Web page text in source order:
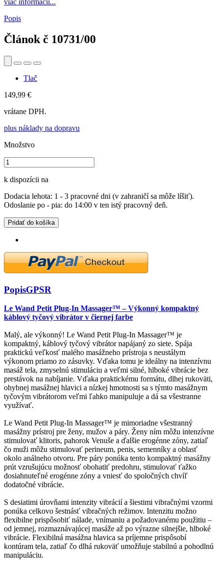
viac informácií...
Popis
Článok č 10731/00
Tlač
149,99 €
vrátane DPH.
plus náklady na dopravu
Množstvo
k dispozícii na
Dodacia lehota: 1 - 3 pracovné dni (v zahraničí sa môže líšiť).
Odoslanie po - pia: do 14:00 v ten istý pracovný deň.
Pridať do košíka
PopisGPSR
Le Wand Petit Plug-In Massager™ – Výkonný kompaktný
káblový tyčový vibrátor v čiernej farbe
Malý, ale výkonný! Le Wand Petit Plug-In Massager™ je
kompaktný, káblový tyčový vibrátor napájaný zo siete. Spája
praktickú veľkosť malého masážneho prístroja s neustálym
výkonom priamo zo zásuvky. Vďaka tomu je ideálny na intenzívnu
masáž tela, zmyselnú stimuláciu a veľmi silné, hlboké vibrácie bez
prestávok na nabíjanie. Vďaka praktickému formátu, dlhej rukoväti,
ohybnej masážnej hlavici a nízkej hmotnosti sa s týmto masážnym
tyčovým vibrátorom veľmi ľahko manipuluje a dá sa všestranne
využívať.
Le Wand Petit Plug-In Massager™ je mimoriadne všestranný
masážny prístroj pre ženy, mužov a páry. Ženy ním môžu intenzívne
stimulovať klitoris, pahorok Venuše a ďalšie erogénne zóny, zatiaľ
čo muži môžu stimulovať perineum, penis, semenníky a oblasť
okolo análneho otvoru. Pre páry ponúka tento kompaktný masážny
prút vzrušujúcu možnosť obohatiť predohru, stimulovať ťažko
dosiahnuteľné erogénne zóny a vniesť do spoločných chvíľ
dodatočné vibrácie.
S desiatimi úrovňami intenzity vibrácií a šiestimi vibračnými vzormi
ponúka celkovo šestnásť vibračných režimov. Intenzitu možno
flexibilne prispôsobiť nálade, vnímaniu a požadovanému použitiu –
od jemnej, rozmaznávajúcej masáže až po výrazne silnejšie, hlboké
vibrácie. Flexibilná masážna hlavica sa príjemne prispôsobí
kontúram tela, zatiaľ čo dlhá rukoväť umožňuje stabilnú a pohodlnú
manipuláciu.